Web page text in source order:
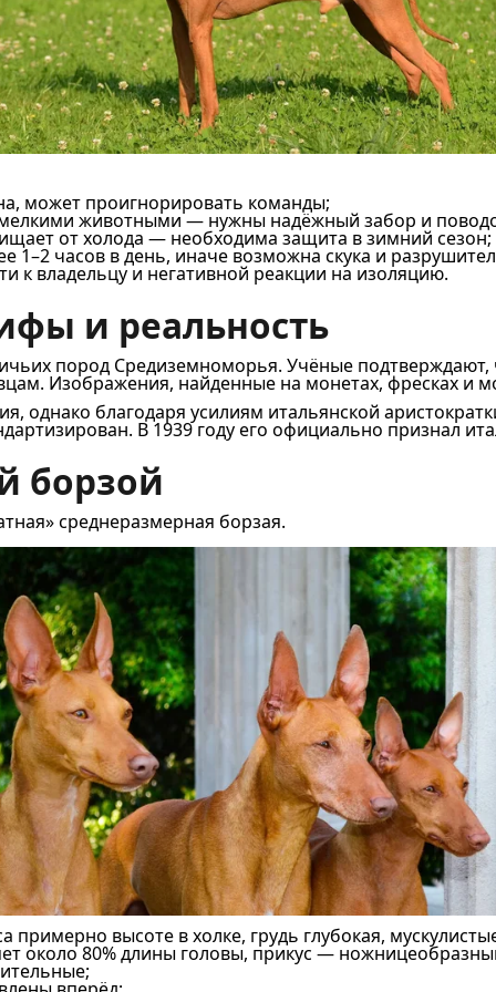
может проигнорировать команды;
животными — нужны надёжный забор и
от холода — необходима защита в зимний сезон;
1–2 часов в день, иначе возможна скука и
к владельцу и негативной реакции на изоляцию.
и реальность
пород Средиземноморья. Учёные подтверждают,
Изображения, найденные на монетах, фресках и
однако благодаря усилиям итальянской
В 1939 году его официально признал
борзой
среднеразмерная борзая.
высоте в холке, грудь глубокая,
около 80% длины головы, прикус —